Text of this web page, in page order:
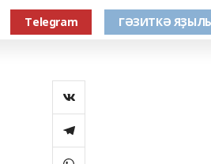
Тelegram ГӘЗИТКӘ